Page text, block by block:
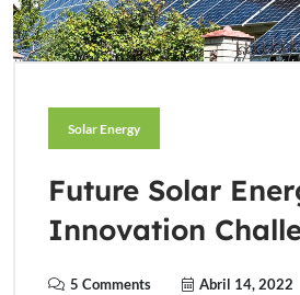
Solar Energy
Future Solar
Innovation
5 Comments Abril 14, 2022